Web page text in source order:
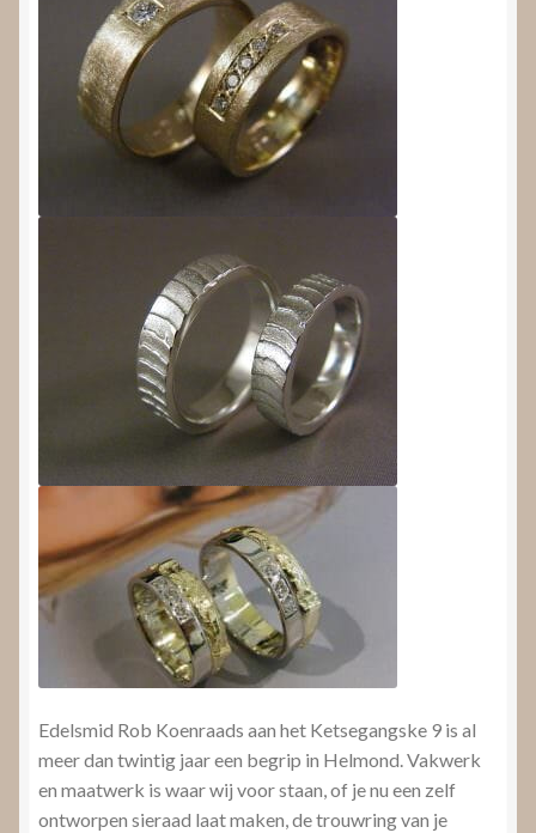
Edelsmid Rob Koenraads aan het Ketsegangske 9 is al
meer dan twintig jaar een begrip in Helmond. Vakwerk
en maatwerk is waar wij voor staan, of je nu een zelf
ontworpen sieraad laat maken, de trouwring van je